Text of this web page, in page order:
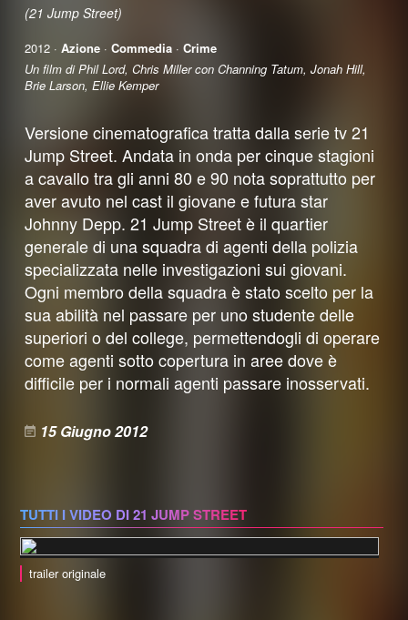
(21 Jump Street)
2012 · Azione· Commedia· Crime
Un film di Phil Lord, Chris Miller con Channing Tatum, Jonah Hill,
Brie Larson, Ellie Kemper
Versione cinematografica tratta dalla serie tv 21
Jump Street. Andata in onda per cinque stagioni
a cavallo tra gli anni 80 e 90 nota soprattutto per
aver avuto nel cast il giovane e futura star
Johnny Depp. 21 Jump Street è il quartier
generale di una squadra di agenti della polizia
specializzata nelle investigazioni sui giovani.
Ogni membro della squadra è stato scelto per la
sua abilità nel passare per uno studente delle
superiori o del college, permettendogli di operare
come agenti sotto copertura in aree dove è
difficile per i normali agenti passare inosservati.
15 Giugno 2012
TUTTI I VIDEO DI 21 JUMP STREET
trailer originale